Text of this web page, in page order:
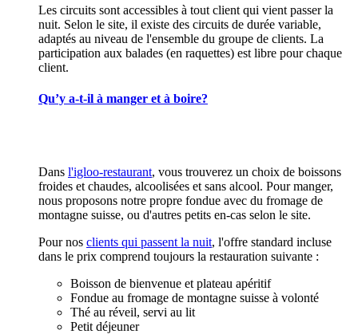
Les circuits sont accessibles à tout client qui vient passer la
nuit. Selon le site, il existe des circuits de durée variable,
adaptés au niveau de l'ensemble du groupe de clients. La
participation aux balades (en raquettes) est libre pour chaque
client.
Qu’y a-t-il à manger et à boire?
Dans l'igloo-restaurant, vous trouverez un choix de boissons
froides et chaudes, alcoolisées et sans alcool. Pour manger,
nous proposons notre propre fondue avec du fromage de
montagne suisse, ou d'autres petits en-cas selon le site.
Pour nos clients qui passent la nuit, l'offre standard incluse
dans le prix comprend toujours la restauration suivante :
Boisson de bienvenue et plateau apéritif
Fondue au fromage de montagne suisse à volonté
Thé au réveil, servi au lit
Petit déjeuner